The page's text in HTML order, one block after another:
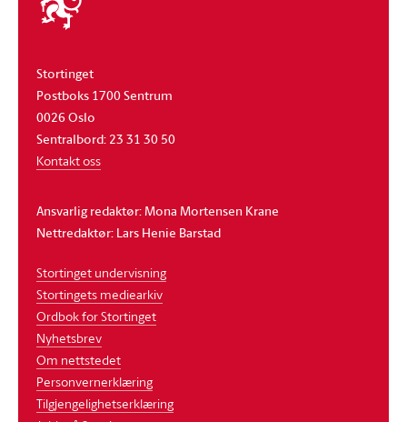
stortinget
Stortinget
Postboks 1700 Sentrum
0026 Oslo
Sentralbord: 23 31 30 50
Kontakt oss
Ansvarlig redaktør: Mona Mortensen Krane
Nettredaktør: Lars Henie Barstad
Stortinget undervisning
Stortingets mediearkiv
Ordbok for Stortinget
Nyhetsbrev
Om nettstedet
Personvernerklæring
Tilgjengelighetserklæring